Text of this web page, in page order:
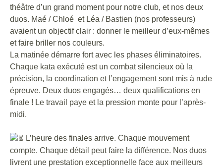
théâtre d’un grand moment pour notre club, et nos deux
duos. Maé / Chloé et Léa / Bastien (nos professeurs)
avaient un objectif clair : donner le meilleur d’eux-mêmes
et faire briller nos couleurs.
La matinée démarre fort avec les phases éliminatoires.
Chaque kata exécuté est un combat silencieux où la
précision, la coordination et l’engagement sont mis à rude
épreuve. Deux duos engagés… deux qualifications en
finale ! Le travail paye et la pression monte pour l’après-
midi.
L’heure des finales arrive. Chaque mouvement
compte. Chaque détail peut faire la différence. Nos duos
livrent une prestation exceptionnelle face aux meilleurs